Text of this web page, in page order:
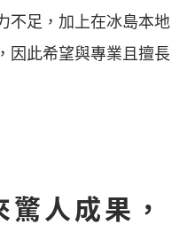
不足，加上在冰島本地
因此希望與專業且擅長
人成果，